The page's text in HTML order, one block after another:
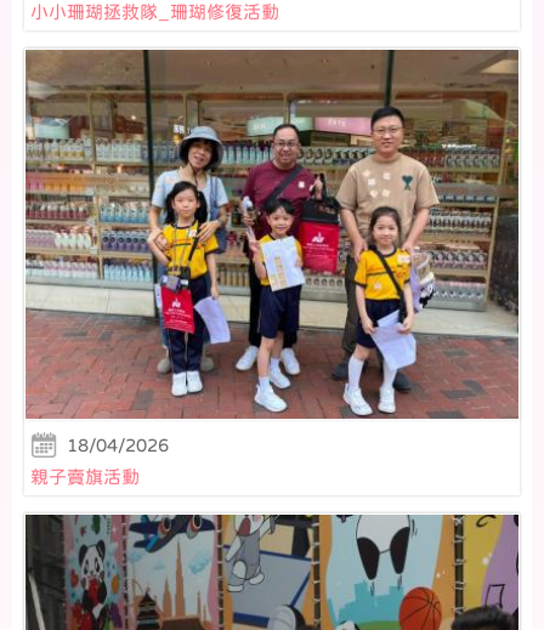
小小珊瑚拯救隊_珊瑚修復活動
18/04/2026
親子賣旗活動